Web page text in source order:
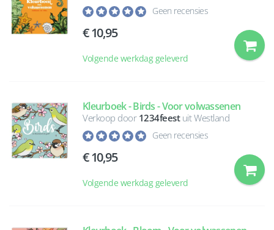
Geen recensies
10,95
Volgende werkdag geleverd
Kleurboek - Birds - Voor volwassenen
Verkoop door 1234feestuit Westland
Geen recensies
10,95
Volgende werkdag geleverd